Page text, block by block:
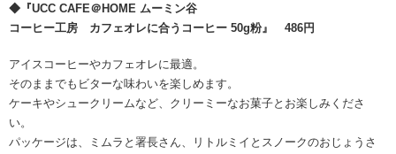
◆『UCC CAFE＠HOME ムーミン谷
コーヒー工房 カフェオレに合うコーヒー 50g粉』 486円
アイスコーヒーやカフェオレに最適。
そのままでもビターな味わいを楽しめます。
ケーキやシュークリームなど、クリーミーなお菓子とお楽しみくださ
い。
パッケージは、ミムラと署長さん、リトルミイとスノークのおじょうさ